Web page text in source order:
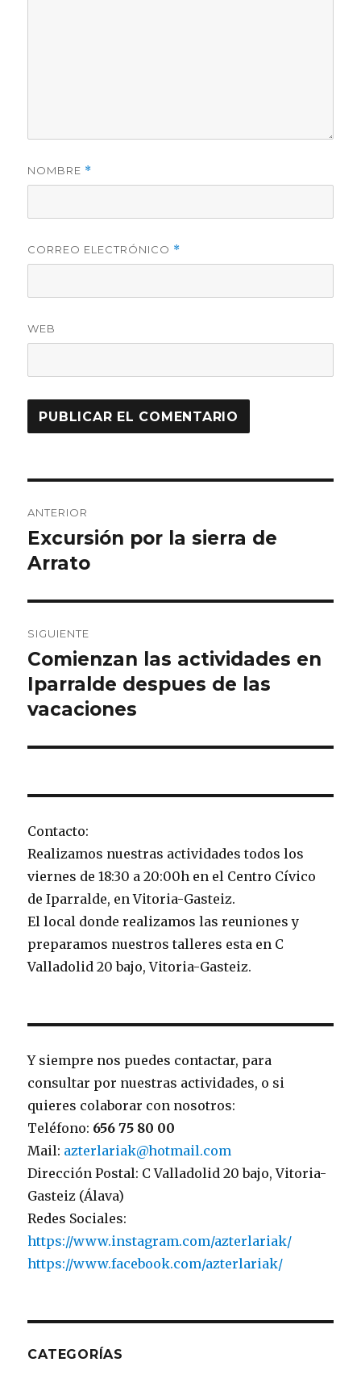
NOMBRE *
CORREO ELECTRÓNICO *
WEB
de
entradas
ANTERIOR
Entrada
anterior:
Excursión por la sierra de
Arrato
SIGUIENTE
Entrada
siguiente:
Comienzan las actividades en
Iparralde despues de las
vacaciones
Contacto:
Realizamos nuestras actividades todos los
viernes de 18:30 a 20:00h en el Centro Cívico
de Iparralde, en Vitoria-Gasteiz.
El local donde realizamos las reuniones y
preparamos nuestros talleres esta en C
Valladolid 20 bajo, Vitoria-Gasteiz.
Y siempre nos puedes contactar, para
consultar por nuestras actividades, o si
quieres colaborar con nosotros:
Teléfono: 656 75 80 00
Mail: azterlariak@hotmail.com
Dirección Postal: C Valladolid 20 bajo, Vitoria-
Gasteiz (Álava)
Redes Sociales:
https://www.instagram.com/azterlariak/
https://www.facebook.com/azterlariak/
CATEGORÍAS